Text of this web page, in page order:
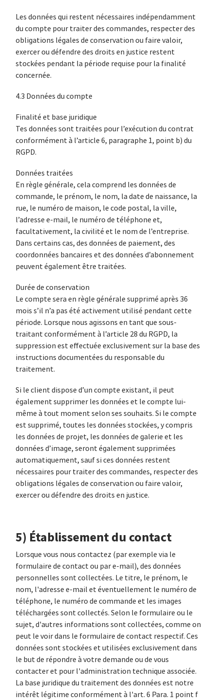
Les données qui restent nécessaires indépendamment
du compte pour traiter des commandes, respecter des
obligations légales de conservation ou faire valoir,
exercer ou défendre des droits en justice restent
stockées pendant la période requise pour la finalité
concernée.
4.3 Données du compte
Finalité et base juridique
Tes données sont traitées pour l’exécution du contrat
conformément à l’article 6, paragraphe 1, point b) du
RGPD.
Données traitées
En règle générale, cela comprend les données de
commande, le prénom, le nom, la date de naissance, la
rue, le numéro de maison, le code postal, la ville,
l’adresse e-mail, le numéro de téléphone et,
facultativement, la civilité et le nom de l’entreprise.
Dans certains cas, des données de paiement, des
coordonnées bancaires et des données d’abonnement
peuvent également être traitées.
Durée de conservation
Le compte sera en règle générale supprimé après 36
mois s’il n’a pas été activement utilisé pendant cette
période. Lorsque nous agissons en tant que sous-
traitant conformément à l’article 28 du RGPD, la
suppression est effectuée exclusivement sur la base des
instructions documentées du responsable du
traitement.
Si le client dispose d’un compte existant, il peut
également supprimer les données et le compte lui-
même à tout moment selon ses souhaits. Si le compte
est supprimé, toutes les données stockées, y compris
les données de projet, les données de galerie et les
données d’image, seront également supprimées
automatiquement, sauf si ces données restent
nécessaires pour traiter des commandes, respecter des
obligations légales de conservation ou faire valoir,
exercer ou défendre des droits en justice.
5) Établissement du contact
Lorsque vous nous contactez (par exemple via le
formulaire de contact ou par e-mail), des données
personnelles sont collectées. Le titre, le prénom, le
nom, l'adresse e-mail et éventuellement le numéro de
téléphone, le numéro de commande et les images
téléchargées sont collectés. Selon le formulaire ou le
sujet, d'autres informations sont collectées, comme on
peut le voir dans le formulaire de contact respectif. Ces
données sont stockées et utilisées exclusivement dans
le but de répondre à votre demande ou de vous
contacter et pour l'administration technique associée.
La base juridique du traitement des données est notre
intérêt légitime conformément à l'art. 6 Para. 1 point f